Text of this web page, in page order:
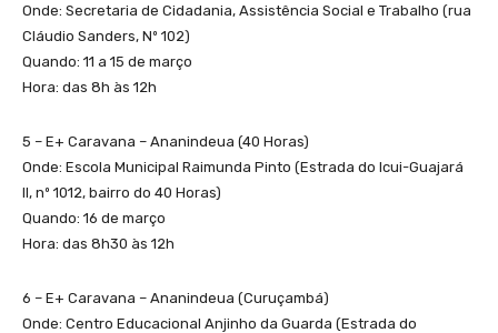
Onde: Secretaria de Cidadania, Assistência Social e Trabalho (rua
Cláudio Sanders, Nº 102)
Quando: 11 a 15 de março
Hora: das 8h às 12h
5 – E+ Caravana – Ananindeua (40 Horas)
Onde: Escola Municipal Raimunda Pinto (Estrada do Icui-Guajará
II, nº 1012, bairro do 40 Horas)
Quando: 16 de março
Hora: das 8h30 às 12h
6 – E+ Caravana – Ananindeua (Curuçambá)
Onde: Centro Educacional Anjinho da Guarda (Estrada do